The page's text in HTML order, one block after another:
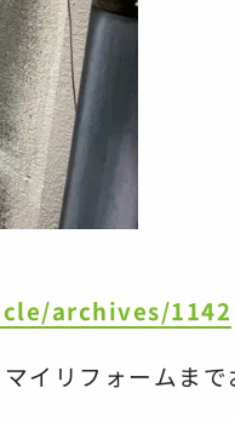
archives/1142
マイリフォームまで